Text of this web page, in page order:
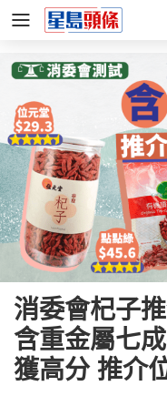
消委會杞子
含重金屬七
獲高分 推介